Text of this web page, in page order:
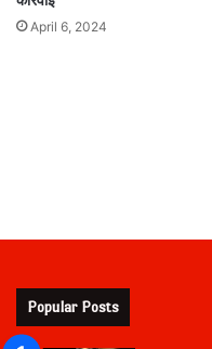
April 6, 2024
Popular Posts